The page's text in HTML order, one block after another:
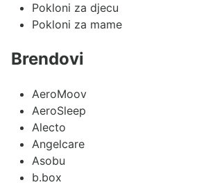
Pokloni za djecu
Pokloni za mame
Brendovi
AeroMoov
AeroSleep
Alecto
Angelcare
Asobu
b.box